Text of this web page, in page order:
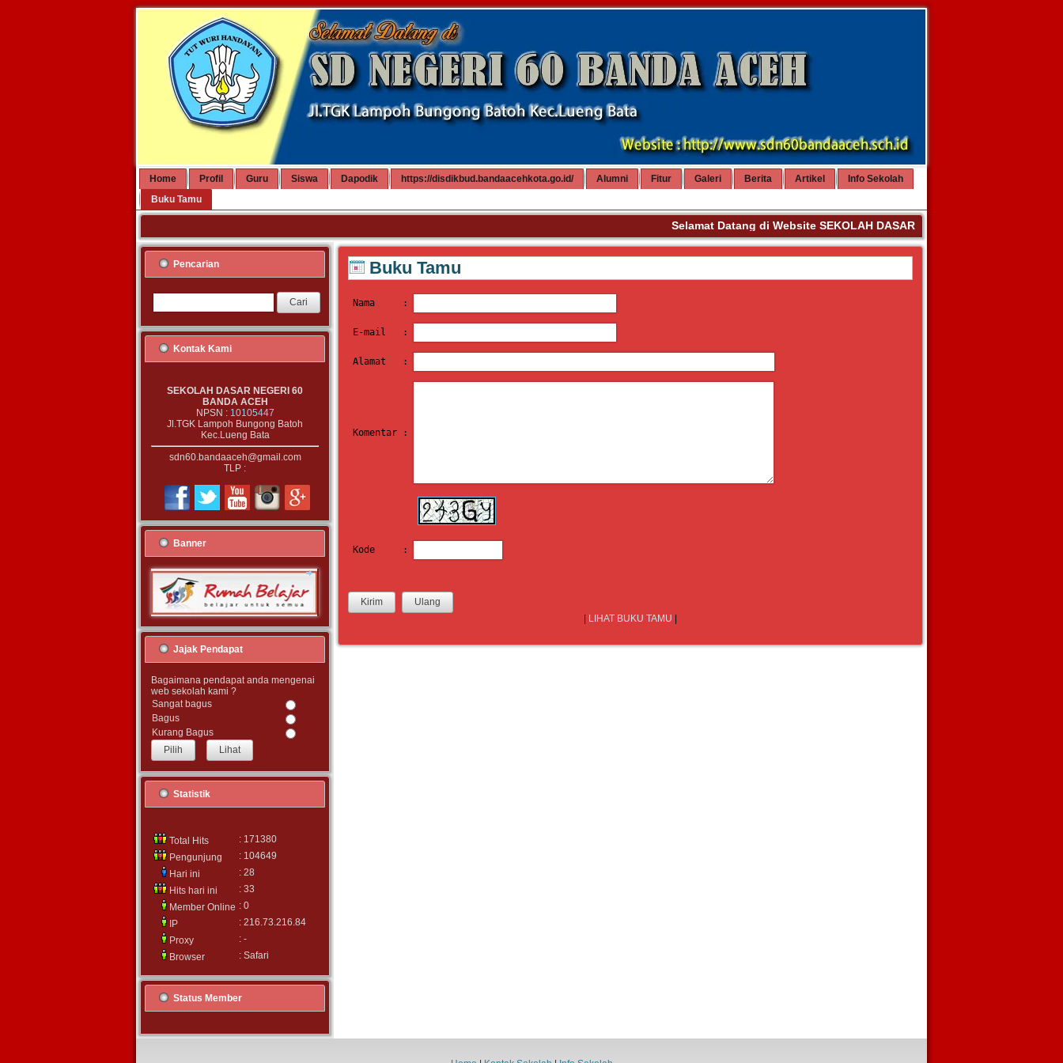
Home Profil Guru Siswa Dapodik https://disdikbud.bandaacehkota.go.id/ Alumni Fitur Galeri Berita Artikel
Info Sekolah
Buku Tamu
Selamat Datang di Website SEKOLAH DASAR NEGERI 60 BANDA ACEH.
Pencarian
Kontak Kami
SEKOLAH DASAR NEGERI 60
BANDA ACEH
NPSN : 10105447
Jl.TGK Lampoh Bungong Batoh
Kec.Lueng Bata
sdn60.bandaaceh@gmail.com
TLP :
Banner
Jajak Pendapat
Bagaimana pendapat anda mengenai
web sekolah kami ?
Sangat bagus
Bagus
Kurang Bagus
Lihat
Statistik
Total Hits
: 171380
Pengunjung
: 104649
Hari ini
: 28
Hits hari ini
: 33
Member Online : 0
IP
: 216.73.216.84
Proxy
: -
Browser
: Safari
Status Member
Buku Tamu
Nama     :
E-mail   :
Alamat   :
Komentar :
Kode     :
LIHAT BUKU TAMU